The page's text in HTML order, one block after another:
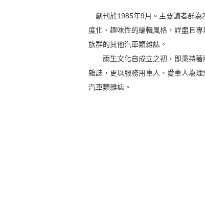
創刊於1985年9月。主要讀者群為
度化、趣味性的編輯風格，詳盡且
族群的其他汽車類雜誌。
雨生文化自成立之初，即秉持著
雜誌，更以服務用車人、愛車人為
汽車類雜誌。